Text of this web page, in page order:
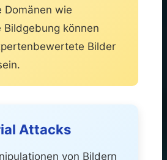
Domänen wie
Bildgebung können
Bilder
Attacks
von Bildern